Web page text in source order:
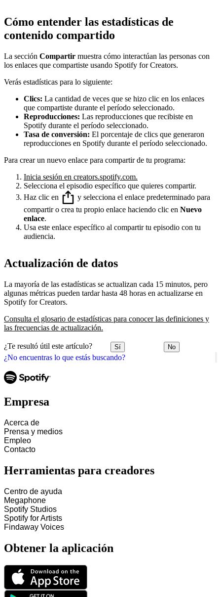
¿No encuentras lo que estás buscando?
Cómo entender las estadísticas de
contenido compartido
La sección Compartir muestra cómo interactúan las personas con
los enlaces que compartiste usando Spotify for Creators.
Verás estadísticas para lo siguiente:
Clics: La cantidad de veces que se hizo clic en los enlaces
que compartiste durante el período seleccionado.
Reproducciones: Las reproducciones que recibiste en
Spotify durante el período seleccionado.
Tasa de conversión: El porcentaje de clics que generaron
reproducciones en Spotify durante el período seleccionado.
Para crear un nuevo enlace para compartir de tu programa:
Inicia sesión en creators.spotify.com.
Selecciona el episodio específico que quieres compartir.
Haz clic en
y selecciona el enlace predeterminado para
compartir o crea tu propio enlace haciendo clic en Nuevo
enlace.
Usa este enlace específico al compartir tu episodio con tu
audiencia.
Actualización de datos
La mayoría de las estadísticas se actualizan cada 15 minutos, pero
algunas métricas pueden tardar hasta 48 horas en actualizarse en
Spotify for Creators.
Consulta el glosario de estadísticas para conocer las definiciones y
las frecuencias de actualización.
¿Te resultó útil este artículo? Sí No
Empresa
Acerca de
Prensa y medios
Empleo
Contacto
Herramientas para creadores
Centro de ayuda
Megaphone
Spotify Studios
Spotify for Artists
Findaway Voices
Obtener la aplicación